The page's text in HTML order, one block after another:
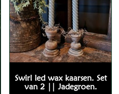
Swirl led wax kaarsen. Set
van 2 || Jadegroen.